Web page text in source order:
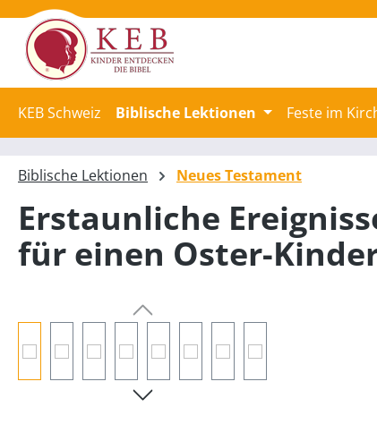
Zur Hauptnavigation springen
KEB Schweiz Biblische Lektionen Feste im
Biblische Lektionen Neues Testament
Erstaunliche
für einen Oster-